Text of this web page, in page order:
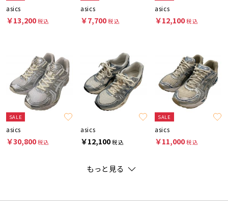
asics
￥13,200税込
asics
￥7,700税込
asics
￥12,100税込
SALE
asics
￥30,800税込
asics
￥12,100税込
SALE
asics
￥11,000税込
もっと見る